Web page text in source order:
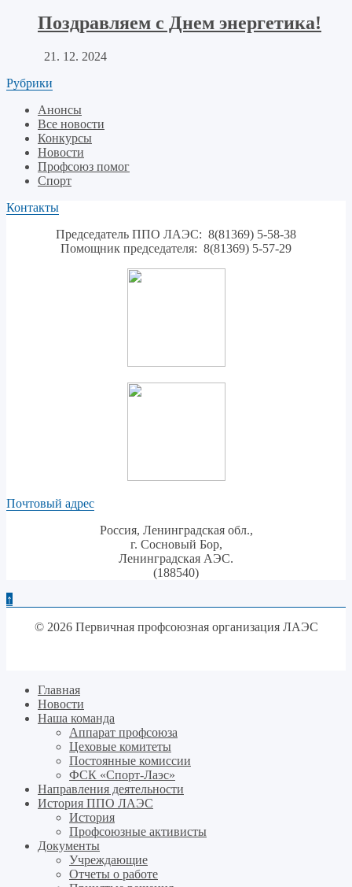
Поздравляем с Днем энергетика!
21. 12. 2024
Рубрики
Анонсы
Все новости
Конкурсы
Новости
Профсоюз помог
Спорт
Контакты
Председатель ППО ЛАЭС: 8(81369) 5-58-38
Помощник председателя: 8(81369) 5-57-29
Почтовый адрес
Россия, Ленинградская обл.,
г. Сосновый Бор,
Ленинградская АЭС.
(188540)
↑
© 2026 Первичная профсоюзная организация ЛАЭС
Главная
Новости
Наша команда
Аппарат профсоюза
Цеховые комитеты
Постоянные комиссии
ФСК «Спорт-Лаэс»
Направления деятельности
История ППО ЛАЭС
История
Профсоюзные активисты
Документы
Учреждающие
Отчеты о работе